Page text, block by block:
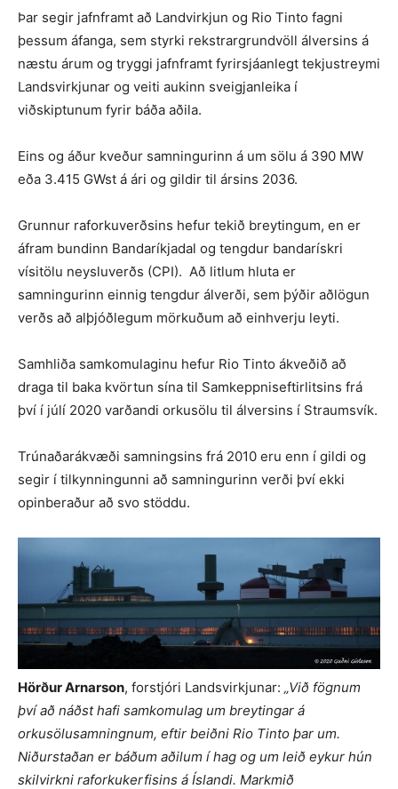
Þar segir jafnframt að Landvirkjun og Rio Tinto fagni
þessum áfanga, sem styrki rekstrargrundvöll álversins á
næstu árum og tryggi jafnframt fyrirsjáanlegt tekjustreymi
Landsvirkjunar og veiti aukinn sveigjanleika í
viðskiptunum fyrir báða aðila.
Eins og áður kveður samningurinn á um sölu á 390 MW
eða 3.415 GWst á ári og gildir til ársins 2036.
Grunnur raforkuverðsins hefur tekið breytingum, en er
áfram bundinn Bandaríkjadal og tengdur bandarískri
vísitölu neysluverðs (CPI). Að litlum hluta er
samningurinn einnig tengdur álverði, sem þýðir aðlögun
verðs að alþjóðlegum mörkuðum að einhverju leyti.
Samhliða samkomulaginu hefur Rio Tinto ákveðið að
draga til baka kvörtun sína til Samkeppniseftirlitsins frá
því í júlí 2020 varðandi orkusölu til álversins í Straumsvík.
Trúnaðarákvæði samningsins frá 2010 eru enn í gildi og
segir í tilkynningunni að samningurinn verði því ekki
opinberaður að svo stöddu.
Hörður Arnarson, forstjóri Landsvirkjunar: „Við fögnum
því að náðst hafi samkomulag um breytingar á
orkusölusamningnum, eftir beiðni Rio Tinto þar um.
Niðurstaðan er báðum aðilum í hag og um leið eykur hún
skilvirkni raforkukerfisins á Íslandi. Markmið